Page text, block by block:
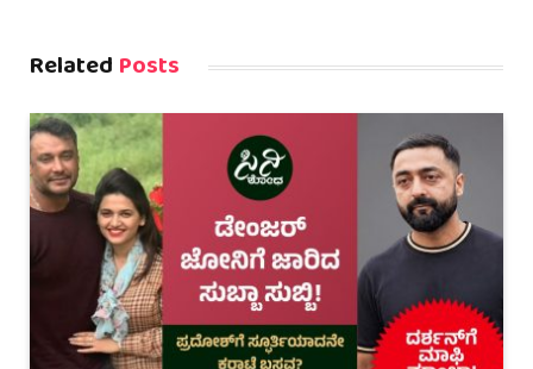
Related Posts